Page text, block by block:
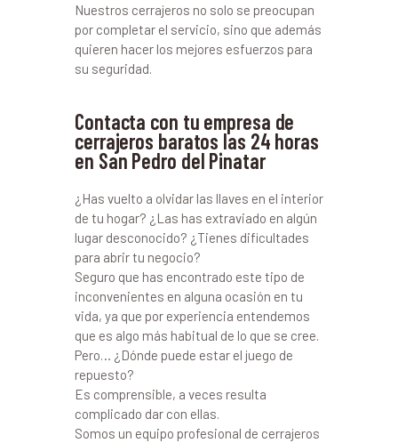
Nuestros cerrajeros no solo se preocupan
por completar el servicio, sino que además
quieren hacer los mejores esfuerzos para
su seguridad.
Contacta con tu empresa de
cerrajeros baratos las 24 horas
en San Pedro del Pinatar
¿Has vuelto a olvidar las llaves en el interior
de tu hogar? ¿Las has extraviado en algún
lugar desconocido? ¿Tienes dificultades
para abrir tu negocio?
Seguro que has encontrado este tipo de
inconvenientes en alguna ocasión en tu
vida, ya que por experiencia entendemos
que es algo más habitual de lo que se cree.
Pero… ¿Dónde puede estar el juego de
repuesto?
Es comprensible, a veces resulta
complicado dar con ellas.
Somos un equipo profesional de cerrajeros